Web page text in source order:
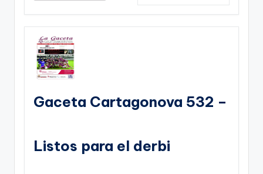
Gaceta Cartagonova 532 –
Listos para el derbi